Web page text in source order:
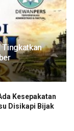
Tingkatkan
Kesepakatan
Disikapi Bijak